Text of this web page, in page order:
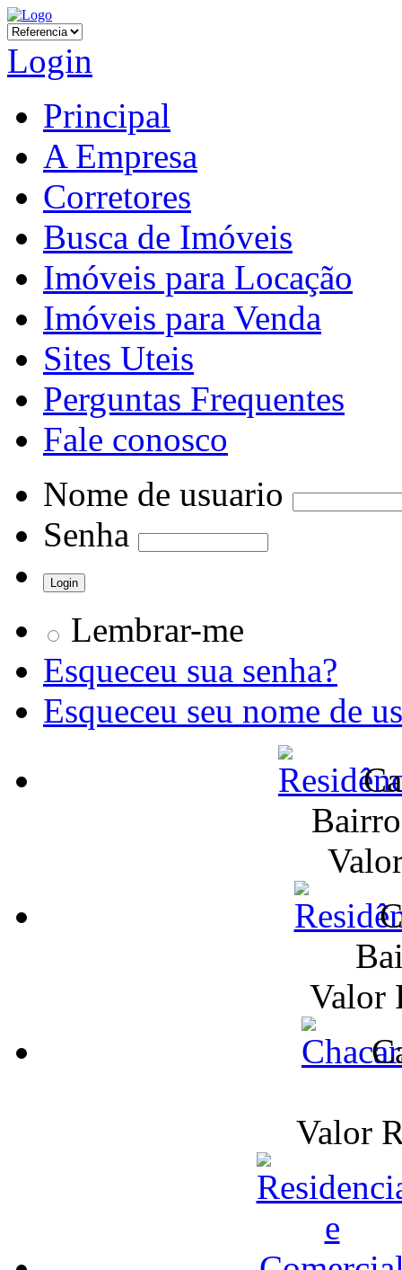
Login
Principal
A Empresa
Corretores
Busca de Imóveis
Imóveis para Locação
Imóveis para Venda
Sites Uteis
Perguntas Frequentes
Fale conosco
Nome de usuario
Senha
Lembrar-me
Esqueceu sua senha?
Esqueceu seu nome de
Valor
Valor